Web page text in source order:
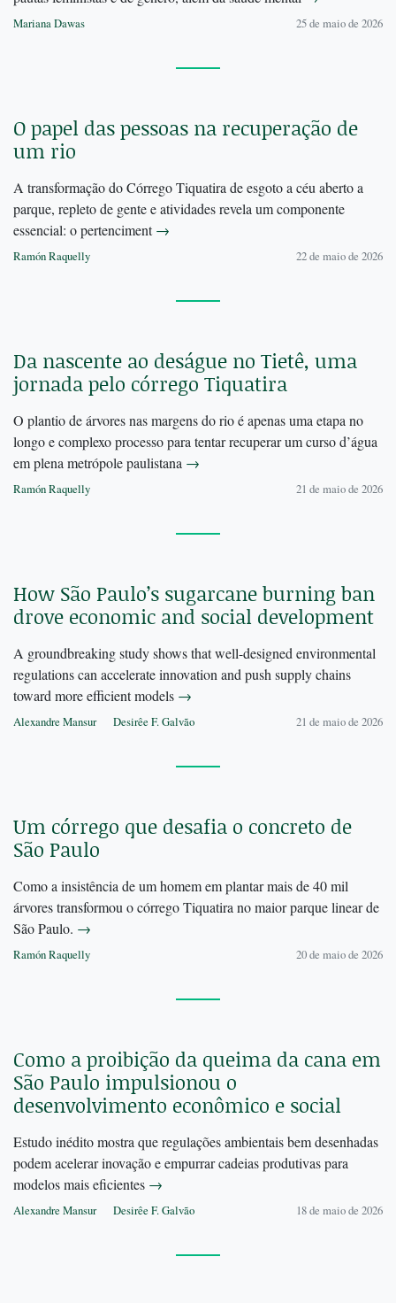
Mariana Dawas 25 de maio de 2026
O papel das pessoas na recuperação de
um rio
A transformação do Córrego Tiquatira de esgoto a céu aberto a
parque, repleto de gente e atividades revela um componente
essencial: o pertenciment→
Ramón Raquelly 22 de maio de 2026
Da nascente ao deságue no Tietê, uma
jornada pelo córrego Tiquatira
O plantio de árvores nas margens do rio é apenas uma etapa no
longo e complexo processo para tentar recuperar um curso d’água
em plena metrópole paulistana →
Ramón Raquelly 21 de maio de 2026
How São Paulo’s sugarcane burning ban
drove economic and social development
A groundbreaking study shows that well-designed environmental
regulations can accelerate innovation and push supply chains
toward more efficient models →
Alexandre Mansur Desirêe F. Galvão 21 de maio de 2026
Um córrego que desafia o concreto de
São Paulo
Como a insistência de um homem em plantar mais de 40 mil
árvores transformou o córrego Tiquatira no maior parque linear de
São Paulo. →
Ramón Raquelly 20 de maio de 2026
Como a proibição da queima da cana em
São Paulo impulsionou o
desenvolvimento econômico e social
Estudo inédito mostra que regulações ambientais bem desenhadas
podem acelerar inovação e empurrar cadeias produtivas para
modelos mais eficientes →
Alexandre Mansur Desirêe F. Galvão 18 de maio de 2026